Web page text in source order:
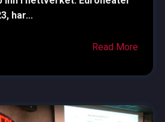
har...
Read More